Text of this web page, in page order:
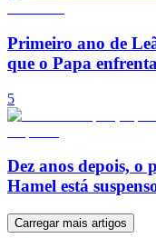
Primeiro ano de
que o Papa
5
Dez anos depois, o
Hamel está
Carregar mais artigos